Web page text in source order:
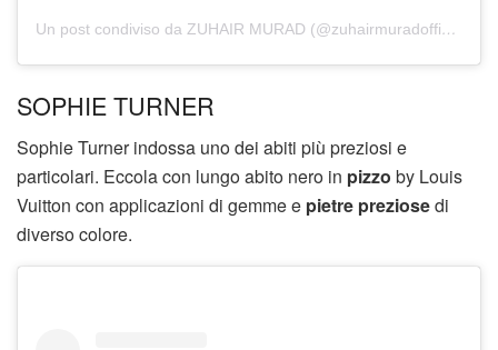
Un post condiviso da ZUHAIR MURAD (@zuhairmuradofficial)
SOPHIE TURNER
Sophie Turner indossa uno dei abiti più preziosi e
particolari. Eccola con lungo abito nero in pizzo by Louis
Vuitton con applicazioni di gemme e pietre preziosedi
diverso colore.